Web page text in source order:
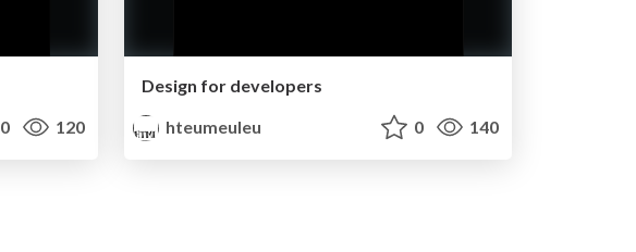
0 120
Design for developers
hteumeuleu
0 140